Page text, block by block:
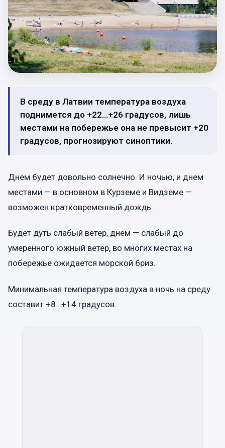
В среду в Латвии температура воздуха
поднимется до +22…+26 градусов, лишь
местами на побережье она не превысит +20
градусов, прогнозируют синоптики.
Днем будет довольно солнечно. И ночью, и днем
местами — в основном в Курземе и Видземе —
возможен кратковременный дождь.
Будет дуть слабый ветер, днем — слабый до
умеренного южный ветер, во многих местах на
побережье ожидается морской бриз.
Минимальная температура воздуха в ночь на среду
составит +8…+14 градусов.